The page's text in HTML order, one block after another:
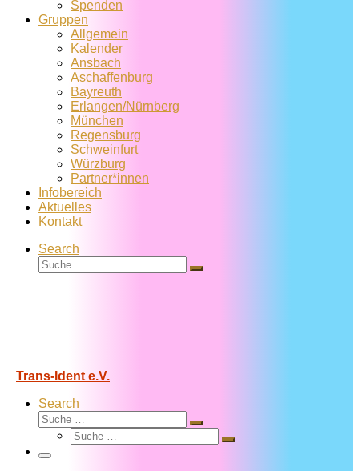
Spenden
Gruppen
Allgemein
Kalender
Ansbach
Aschaffenburg
Bayreuth
Erlangen/Nürnberg
München
Regensburg
Schweinfurt
Würzburg
Partner*innen
Infobereich
Aktuelles
Kontakt
Search
Suche
Suche
Trans-Ident e.V.
Search
Suche
Suche
Suche
Suche
Menü